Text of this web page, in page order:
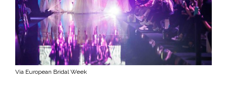
Via European Bridal Week